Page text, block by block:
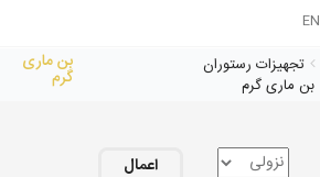
EN
تجهیزات رستوران
بن ماری گرم
بن ماری
گرم
اعمال